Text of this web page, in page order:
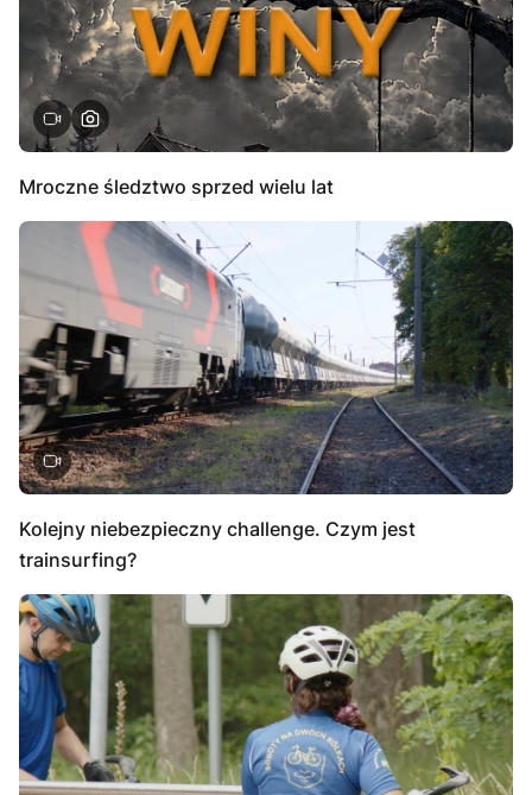
Mroczne śledztwo sprzed wielu lat
Kolejny niebezpieczny challenge. Czym jest
trainsurfing?